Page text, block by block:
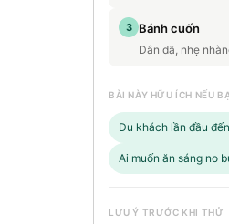
3 Bánh cuốn
Dân dã, nhẹ
BÀI NÀY HỮU ÍCH NẾU
Du khách lần đầu
Ai muốn ăn sáng no
LƯU Ý TRƯỚC KHI THỬ